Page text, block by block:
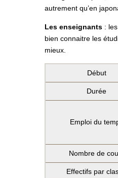
autrement qu’en
Les enseignants: les
bien connaitre les
mieux.
Début
Durée
Emploi du
Nombre de
Effectifs par